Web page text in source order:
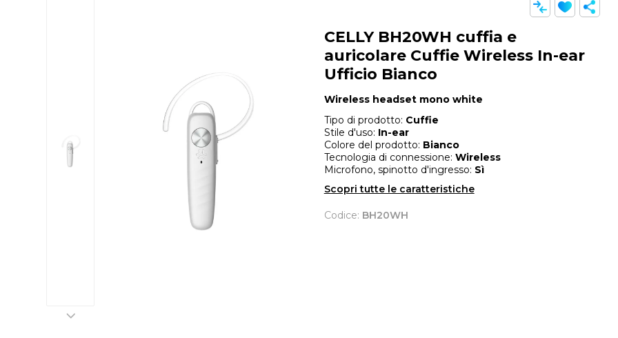
CELLY BH20WH cuffia e
auricolare Cuffie Wireless In-ear
Ufficio Bianco
Wireless headset mono white
Tipo di prodotto: Cuffie
Stile d'uso: In-ear
Colore del prodotto: Bianco
Tecnologia di connessione: Wireless
Microfono, spinotto d'ingresso: Sì
Scopri tutte le caratteristiche
Codice: BH20WH